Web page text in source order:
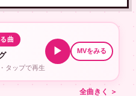
曲
タップで再生
▶ MVをみる
全曲きく ＞